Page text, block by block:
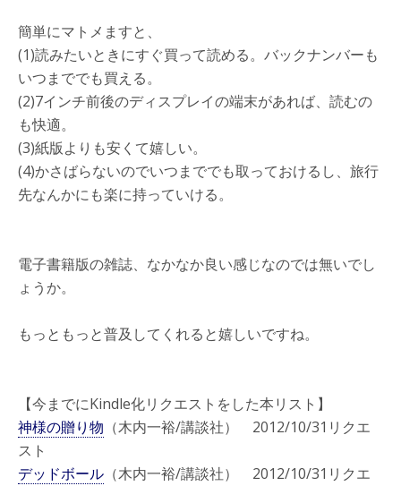
簡単にマトメますと、
(1)読みたいときにすぐ買って読める。バックナンバーも
いつまででも買える。
(2)7インチ前後のディスプレイの端末があれば、読むの
も快適。
(3)紙版よりも安くて嬉しい。
(4)かさばらないのでいつまででも取っておけるし、旅行
先なんかにも楽に持っていける。
電子書籍版の雑誌、なかなか良い感じなのでは無いでし
ょうか。
もっともっと普及してくれると嬉しいですね。
【今までにKindle化リクエストをした本リスト】
神様の贈り物 （木内一裕/講談社） 2012/10/31リクエ
スト
デッドボール （木内一裕/講談社） 2012/10/31リクエ